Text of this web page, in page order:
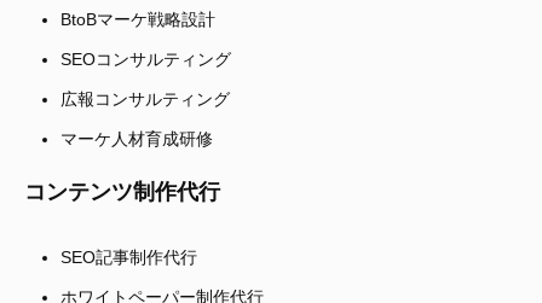
BtoBマーケ戦略設計
SEOコンサルティング
広報コンサルティング
マーケ人材育成研修
コンテンツ制作代行
SEO記事制作代行
ホワイトペーパー制作代行